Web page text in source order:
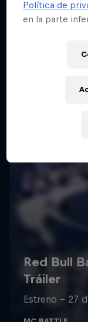
Videos
Política de
en la parte